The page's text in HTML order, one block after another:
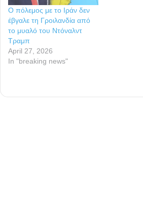
Ο πόλεμος με το Ιράν δεν
έβγαλε τη Γροιλανδία από
το μυαλό του Ντόναλντ
Τραμπ
April 27, 2026
In "breaking news"